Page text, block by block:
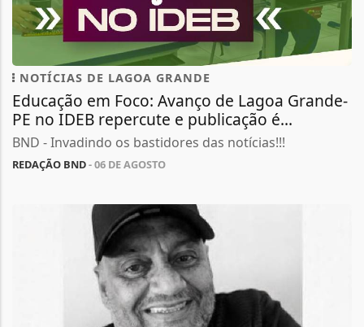
NOTÍCIAS DE LAGOA GRANDE
Educação em Foco: Avanço de Lagoa Grande-
PE no IDEB repercute e publicação é...
BND - Invadindo os bastidores das notícias!!!
REDAÇÃO BND- 06 DE AGOSTO